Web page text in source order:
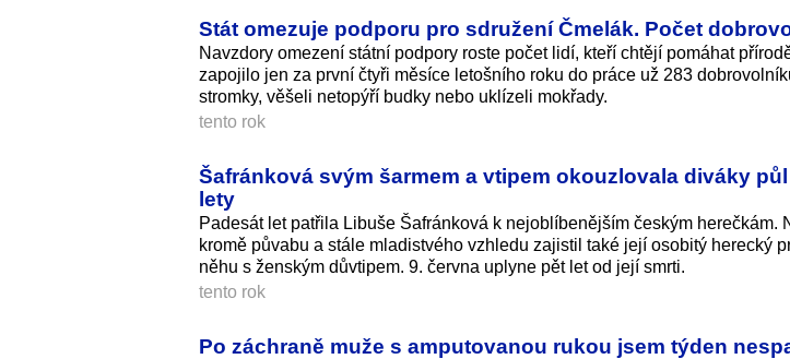
Stát omezuje podporu pro sdružení Čmelák. Počet
Navzdory omezení státní podpory roste počet lidí, kteří chtějí pomáhat
zapojilo jen za první čtyři měsíce letošního roku do práce už 283
stromky, věšeli netopýří budky nebo uklízeli mokřady.
tento rok
Šafránková svým šarmem a vtipem okouzlovala diváky
lety
Padesát let patřila Libuše Šafránková k nejoblíbenějším českým herečkám.
kromě půvabu a stále mladistvého vzhledu zajistil také její osobitý herecký
něhu s ženským důvtipem. 9. června uplyne pět let od její smrti.
tento rok
Po záchraně muže s amputovanou rukou jsem týden